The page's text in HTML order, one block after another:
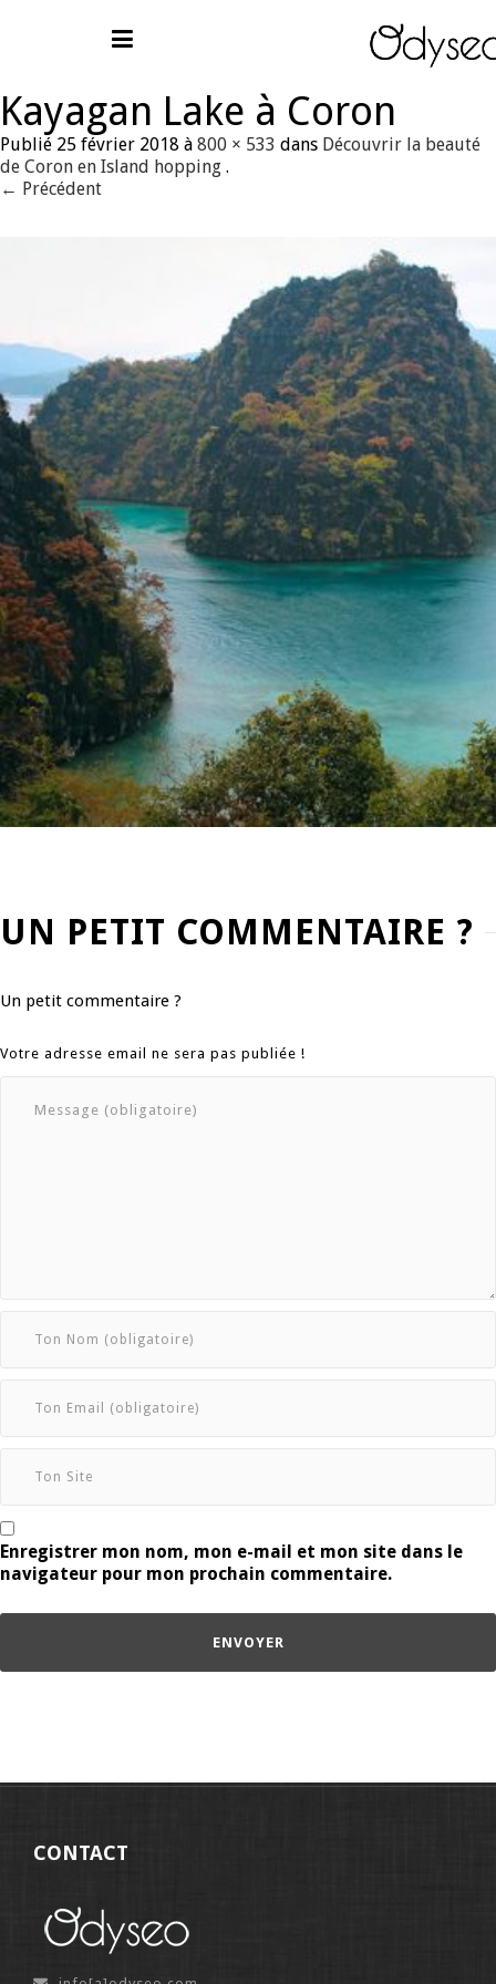
Kayagan Lake à Coron
Publié 25 février 2018 à 800 × 533 dans Découvrir la beauté
de Coron en Island hopping .
← Précédent
UN PETIT COMMENTAIRE ?
Un petit commentaire ?
Votre adresse email ne sera pas publiée !
Enregistrer mon nom, mon e-mail et mon site dans le
navigateur pour mon prochain commentaire.
CONTACT